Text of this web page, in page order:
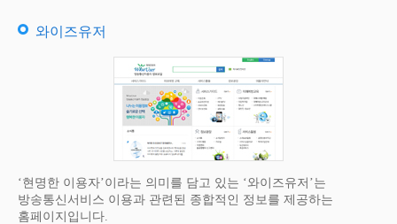
와이즈유저
‘현명한 이용자’이라는 의미를 담고 있는 ‘와이즈유저’는
방송통신서비스 이용과 관련된 종합적인 정보를 제공하는
홈페이지입니다.